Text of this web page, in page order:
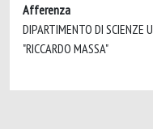
Afferenza
DIPARTIMENTO DI SCIENZE
"RICCARDO MASSA"